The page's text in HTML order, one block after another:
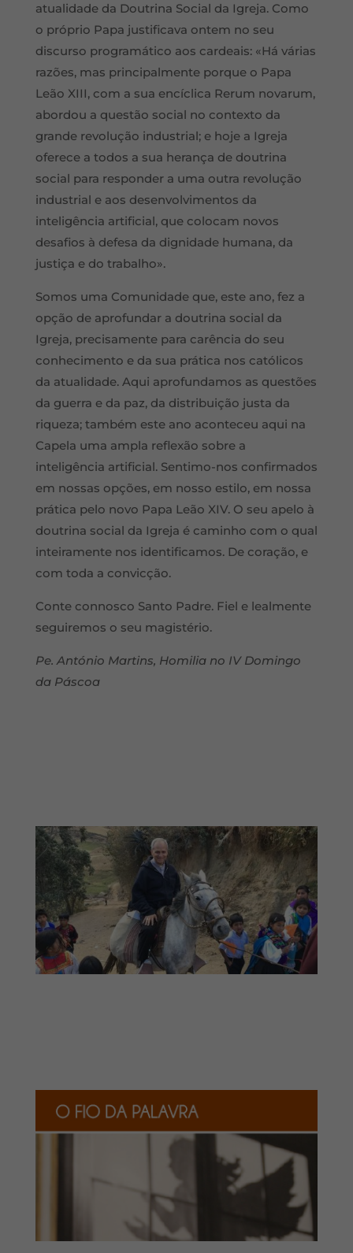
atualidade da Doutrina Social da Igreja. Como
o próprio Papa justificava ontem no seu
discurso programático aos cardeais: «Há várias
razões, mas principalmente porque o Papa
Leão XIII, com a sua encíclica Rerum novarum,
abordou a questão social no contexto da
grande revolução industrial; e hoje a Igreja
oferece a todos a sua herança de doutrina
social para responder a uma outra revolução
industrial e aos desenvolvimentos da
inteligência artificial, que colocam novos
desafios à defesa da dignidade humana, da
justiça e do trabalho».
Somos uma Comunidade que, este ano, fez a
opção de aprofundar a doutrina social da
Igreja, precisamente para carência do seu
conhecimento e da sua prática nos católicos
da atualidade. Aqui aprofundamos as questões
da guerra e da paz, da distribuição justa da
riqueza; também este ano aconteceu aqui na
Capela uma ampla reflexão sobre a
inteligência artificial. Sentimo-nos confirmados
em nossas opções, em nosso estilo, em nossa
prática pelo novo Papa Leão XIV. O seu apelo à
doutrina social da Igreja é caminho com o qual
inteiramente nos identificamos. De coração, e
com toda a convicção.
Conte connosco Santo Padre. Fiel e lealmente
seguiremos o seu magistério.
Pe. António Martins, Homilia no IV Domingo
da Páscoa